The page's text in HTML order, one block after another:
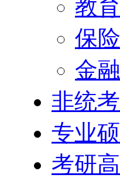
教
保
金
非统
专业
考研